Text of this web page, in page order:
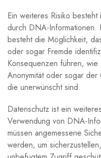
Ein weiteres Risiko
durch DNA-
besteht die Möglichkeit,
oder sogar Fremde
Konsequenzen führen,
Anonymität oder sogar
die unerwünscht sind.
Datenschutz ist ein
Verwendung von DNA-
müssen angemessene
werden, um